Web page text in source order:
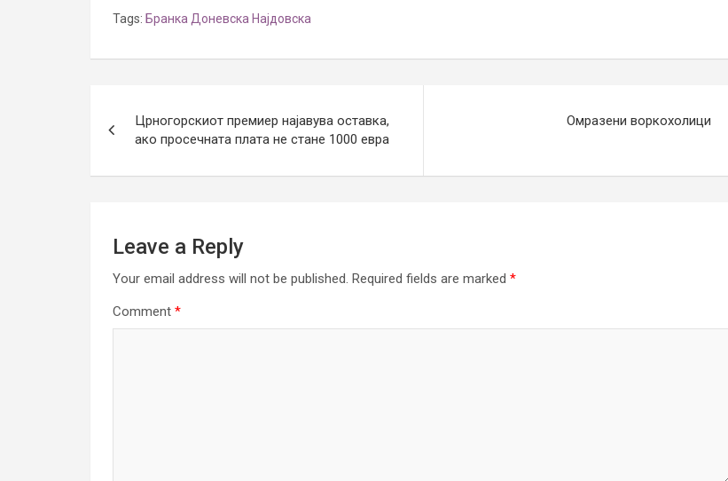
Tags: Бранка Доневска Најдовска
navigation
Црногорскиот премиер најавува оставка,
ако просечната плата не стане 1000 евра
Омразени воркохолици
Leave a Reply
Your email address will not be published. Required fields are marked *
Comment *